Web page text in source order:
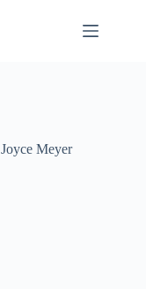
Joyce Meyer